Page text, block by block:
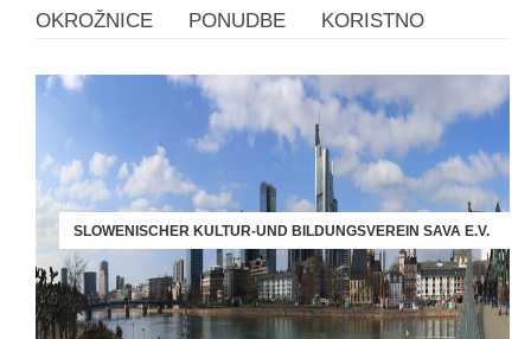
OKROŽNICE
PONUDBE KORISTNO
SLOWENISCHER KULTUR-UND BILDUNGSVEREIN SAVA E.V.